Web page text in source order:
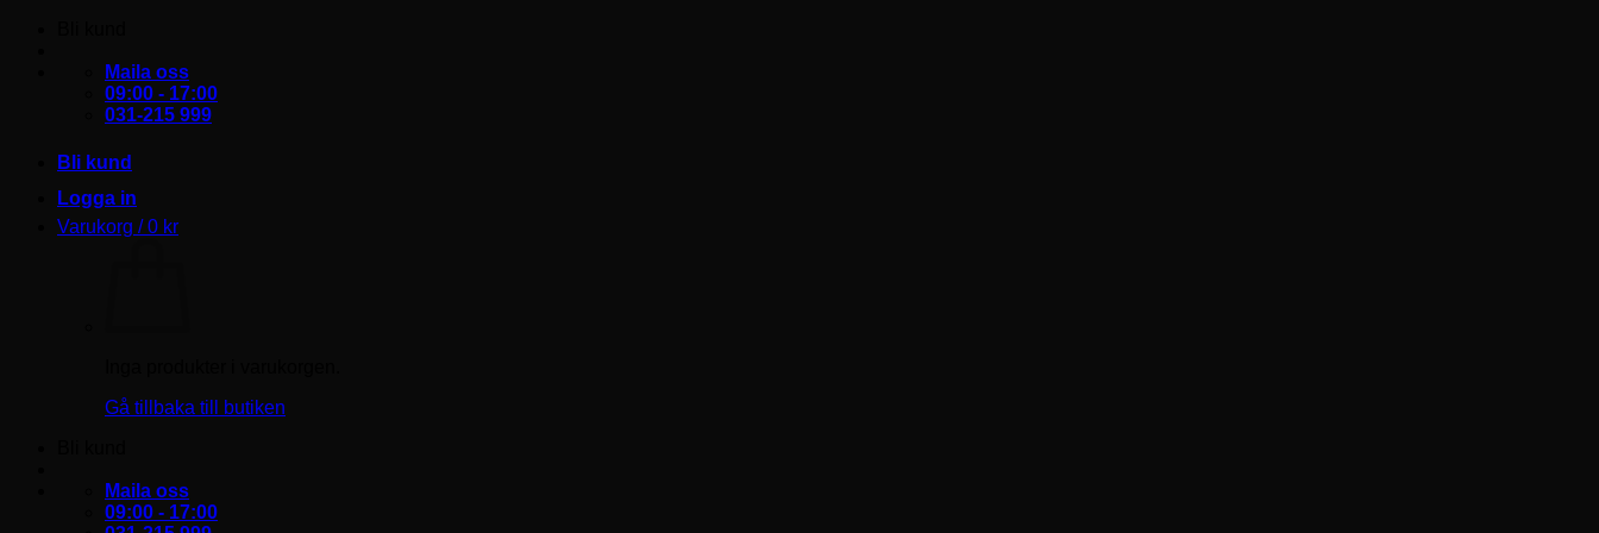
Maila oss
09:00 - 17:00
031-215 999
Bli kund
Logga in
Varukorg /0 kr
Gå tillbaka till butiken
Maila oss
09:00 - 17:00